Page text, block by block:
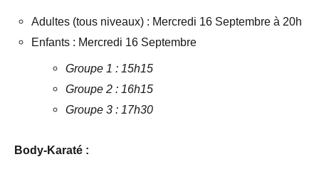
Adultes (tous niveaux) : Mercredi 16 Septembre à 20h
Enfants : Mercredi 16 Septembre
Groupe 1 : 15h15
Groupe 2 : 16h15
Groupe 3 : 17h30
Body-Karaté :